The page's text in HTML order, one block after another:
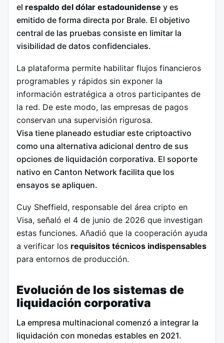
el respaldo del dólar estadounidense y es
emitido de forma directa por Brale. El objetivo
central de las pruebas consiste en limitar la
visibilidad de datos confidenciales.
La plataforma permite habilitar flujos financieros
programables y rápidos sin exponer la
información estratégica a otros participantes de
la red. De este modo, las empresas de pagos
conservan una supervisión rigurosa.
Visa tiene planeado estudiar este criptoactivo
como una alternativa adicional dentro de sus
opciones de liquidación corporativa. El soporte
nativo en Canton Network facilita que los
ensayos se apliquen.
Cuy Sheffield, responsable del área cripto en
Visa, señaló el 4 de junio de 2026 que investigan
estas funciones. Añadió que la cooperación ayuda
a verificar los requisitos técnicos indispensables
para entornos de producción.
Evolución de los sistemas de
liquidación corporativa
La empresa multinacional comenzó a integrar la
liquidación con monedas estables en 2021.